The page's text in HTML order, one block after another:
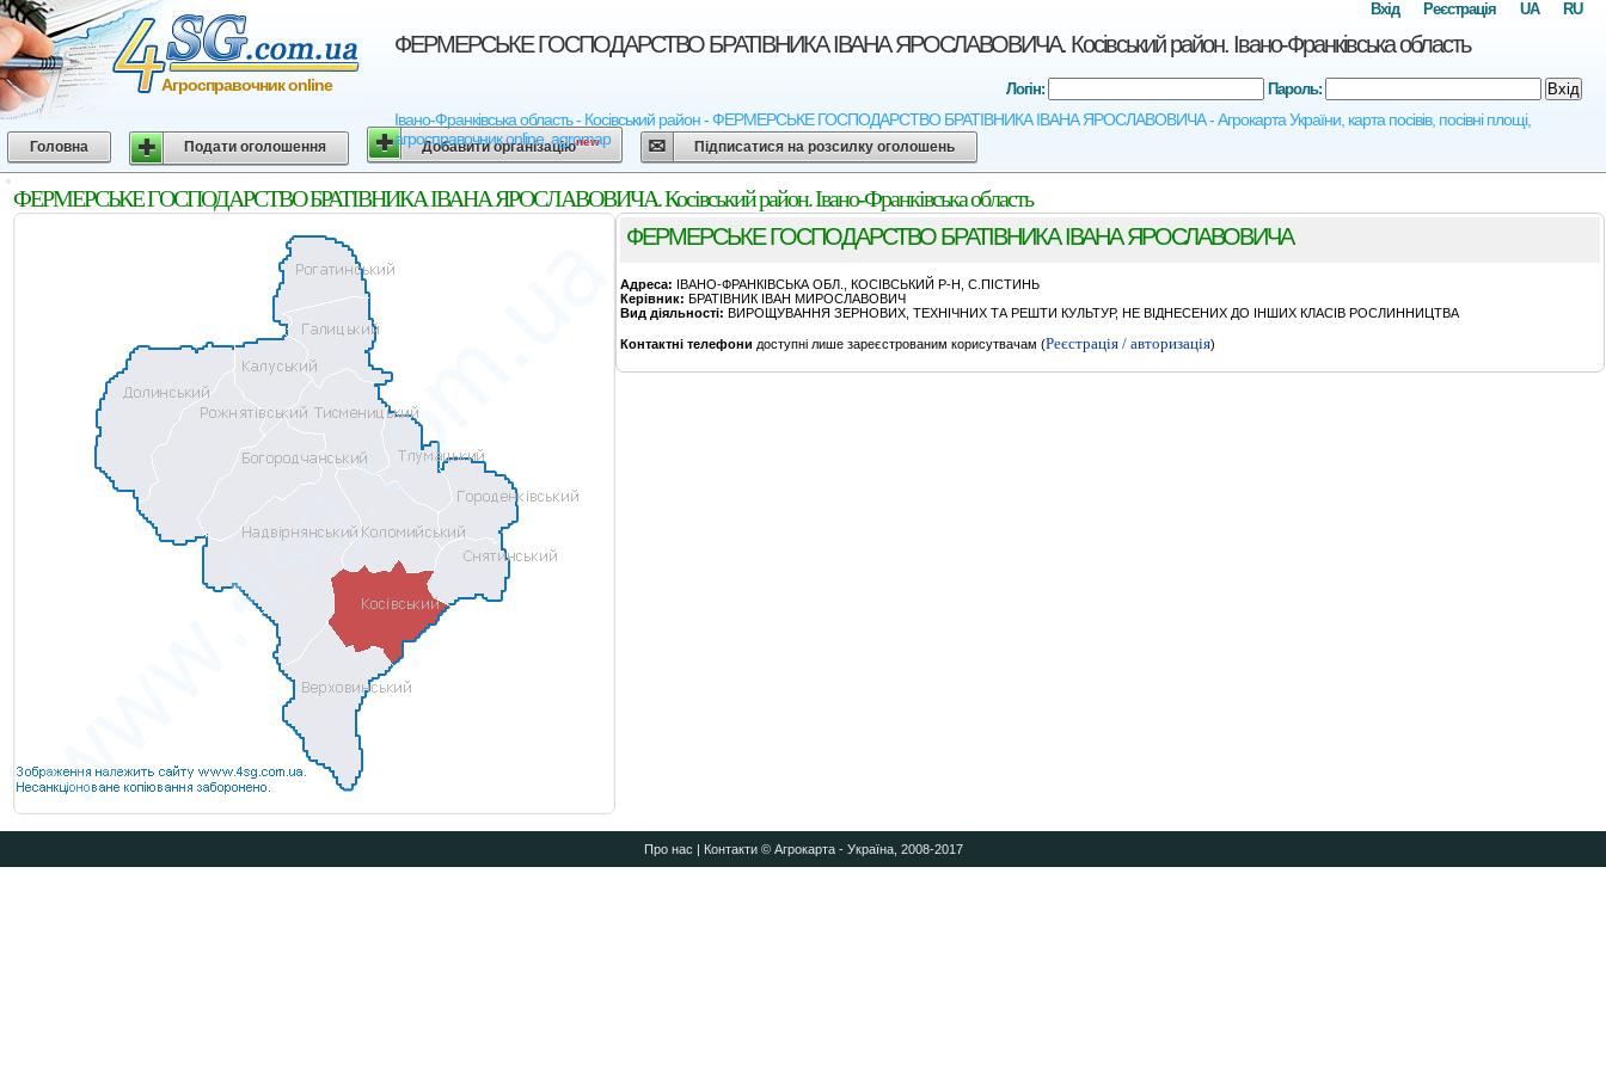
ФЕРМЕРСЬКЕ ГОСПОДАРСТВО БРАТIВНИКА IВАНА ЯРОСЛАВОВИЧА. Косівський район. Івано-Франківська область
Івано-Франківська область - Косівський район - ФЕРМЕРСЬКЕ ГОСПОДАРСТВО БРАТIВНИКА IВАНА ЯРОСЛАВОВИЧА - Агрокарта України, карта посівів, посівні площі,
агросправочник online, agromap
Агросправочник online
RU
UA
Реєстрація
Вхід
Логін: Пароль: Вхід
Головна Подати оголошення Добавити організаціюnew Підписатися на розсилку оголошень
ФЕРМЕРСЬКЕ ГОСПОДАРСТВО БРАТIВНИКА IВАНА ЯРОСЛАВОВИЧА. Косівський район. Івано-Франківська область
ФЕРМЕРСЬКЕ ГОСПОДАРСТВО БРАТIВНИКА IВАНА ЯРОСЛАВОВИЧА
Адреса: IВАНО-ФРАНКIВСЬКА ОБЛ., КОСIВСЬКИЙ Р-Н, С.ПIСТИНЬ
Керівник: БРАТIВНИК IВАН МИРОСЛАВОВИЧ
Вид діяльності: ВИРОЩУВАННЯ ЗЕРНОВИХ, ТЕХНІЧНИХ ТА РЕШТИ КУЛЬТУР, НЕ ВІДНЕСЕНИХ ДО ІНШИХ КЛАСІВ РОСЛИННИЦТВА
Контактні телефони доступні лише зареєстрованим корисутвачам (Реєстрація / авторизація)
Про нас | Контакти© Агрокарта - Україна, 2008-2017